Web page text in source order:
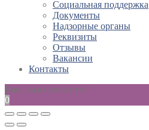
Социальная поддержка
Документы
Надзорные органы
Реквизиты
Отзывы
Вакансии
Контакты
Ваш заказ пока пуст
0